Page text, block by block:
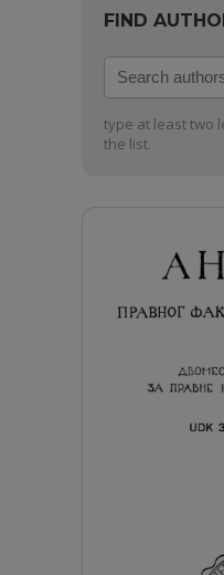
FIND
Search
authors
type at least two
the list.